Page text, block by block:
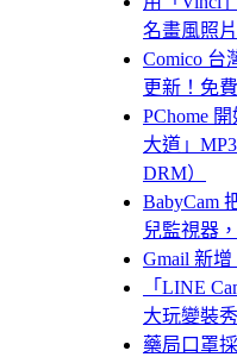
名畫風照
Comico 台
更新！免費
PChome
大道」
DRM）
BabyCam
兒監視器
Gmail 新
「LINE
大玩變裝
藥局口罩